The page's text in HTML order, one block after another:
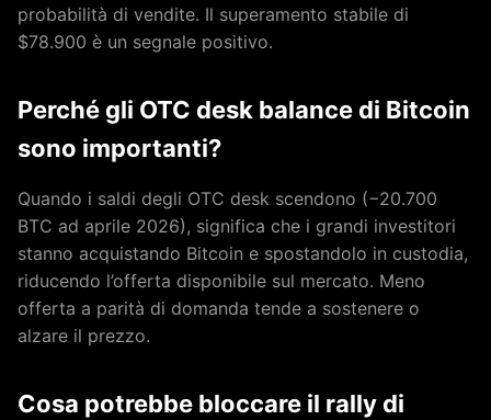
probabilità di vendite. Il superamento stabile di
$78.900 è un segnale positivo.
Perché gli OTC desk balance di Bitcoin
sono importanti?
Quando i saldi degli OTC desk scendono (−20.700
BTC ad aprile 2026), significa che i grandi investitori
stanno acquistando Bitcoin e spostandolo in custodia,
riducendo l’offerta disponibile sul mercato. Meno
offerta a parità di domanda tende a sostenere o
alzare il prezzo.
Cosa potrebbe bloccare il rally di